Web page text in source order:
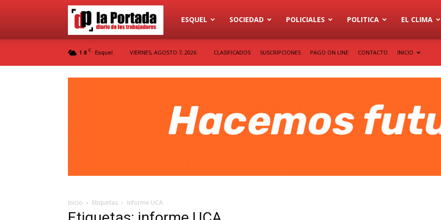
Diario
ESQUEL SOCIEDAD POLICIALES POLITICA EL CLIMA
1.8 C Esquel VIERNES, AGOSTO 7, 2026 CLASIFICADOS SUSCRIPCIONES PAGO ON LINE CONTACTO INICIO
Inicio Etiquetas Informe UCA